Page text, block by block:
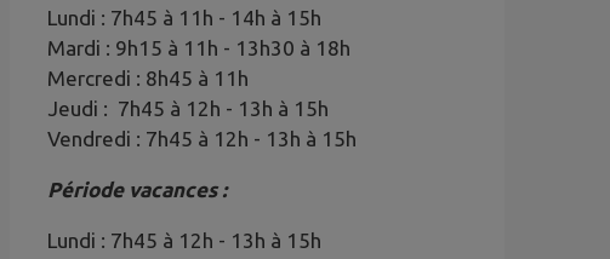
Lundi : 7h45 à 11h - 14h à 15h
Mardi : 9h15 à 11h - 13h30 à 18h
Mercredi : 8h45 à 11h
Jeudi : 7h45 à 12h - 13h à 15h
Vendredi : 7h45 à 12h - 13h à 15h
Période vacances :
Lundi : 7h45 à 12h - 13h à 15h